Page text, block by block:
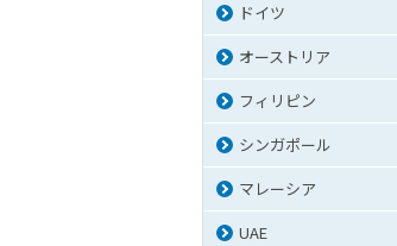
ドイツ
オーストリア
フィリピン
シンガポール
マレーシア
UAE